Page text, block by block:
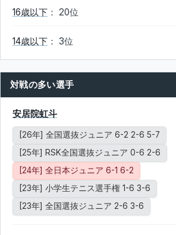
16歳以下 ： 20位
14歳以下 ： 3位
対戦の多い選手
安居院虹斗
[26年] 全国選抜ジュニア 6-2 2-6 5-7
[25年] RSK全国選抜ジュニア 0-6 2-6
[24年] 全日本ジュニア 6-1 6-2
[23年] 小学生テニス選手権 1-6 3-6
[23年] 全国選抜ジュニア 2-6 3-6